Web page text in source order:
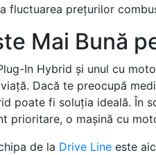
fluctuarea prețurilor
Mai Bună
In Hybrid și unul cu
Dacă te preocupă
poate fi soluția ideală. În
prioritare, o mașină cu
de la Drive Line este